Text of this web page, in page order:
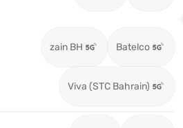
zain BH Batelco
Viva (STC Bahrain)